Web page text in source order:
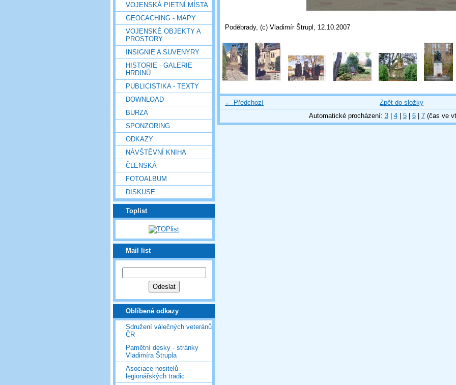
VOJENSKÁ PIETNÍ MÍSTA
GEOCACHING - MAPY
VOJENSKÉ OBJEKTY A
PROSTORY
INSIGNIE A SUVENYRY
HISTORIE - GALERIE
HRDINŮ
PUBLICISTIKA - TEXTY
DOWNLOAD
BURZA
SPONZORING
ODKAZY
NÁVŠTĚVNÍ KNIHA
ČLENSKÁ
FOTOALBUM
DISKUSE
Toplist
Mail list
Oblíbené odkazy
Sdružení válečných veteránů
ČR
Pamětní desky - stránky
Vladimíra Štrupla
Asociace nositelů
legionářských tradic
Poděbrady, (c) Vladimír Štrupl, 12.10.2007
← Předchozí
Zpět do složky
Automatické procházení: 3| 4| 5| 6| 7(čas ve